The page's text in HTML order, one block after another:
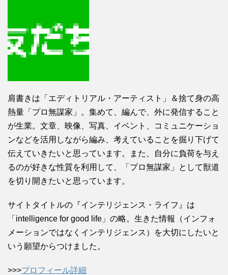
肩書きは「エディトリアル・アーティスト」＆捨て身の高
熱量「プロ無謀家」。集めて、編んで、外に発信すること
が生業。文章、映像、写真、イベント、コミュニケーショ
ンなどを活用しながら編み、考えていることを掘り下げて
伝えていきたいと思っています。また、自分に負荷を与え
るのが好きな性質を利用して、「プロ無謀家」として獣道
を切り開きたいと思っています。
サイトタイトルの『インテリジェンス・ライフ』は
「intelligence for good life」の略。生きた情報（インフォ
メーションではなくインテリジェンス）を大切にしたいと
いう願望からつけました。
>>>プロフィール詳細